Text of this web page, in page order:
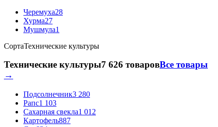
Черемуха28
Хурма27
Мушмула1
СортаТехнические культуры
Технические культуры7 626 товаровВсе товары
→
Подсолнечник3 280
Рапс1 103
Сахарная свекла1 012
Картофель887